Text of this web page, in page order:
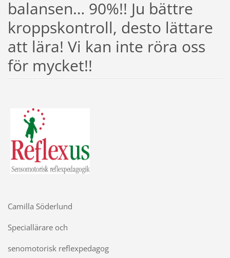
balansen… 90%!! Ju bättre
kroppskontroll, desto lättare
att lära! Vi kan inte röra oss
för mycket!!
Camilla Söderlund
Speciallärare och
senomotorisk reflexpedagog